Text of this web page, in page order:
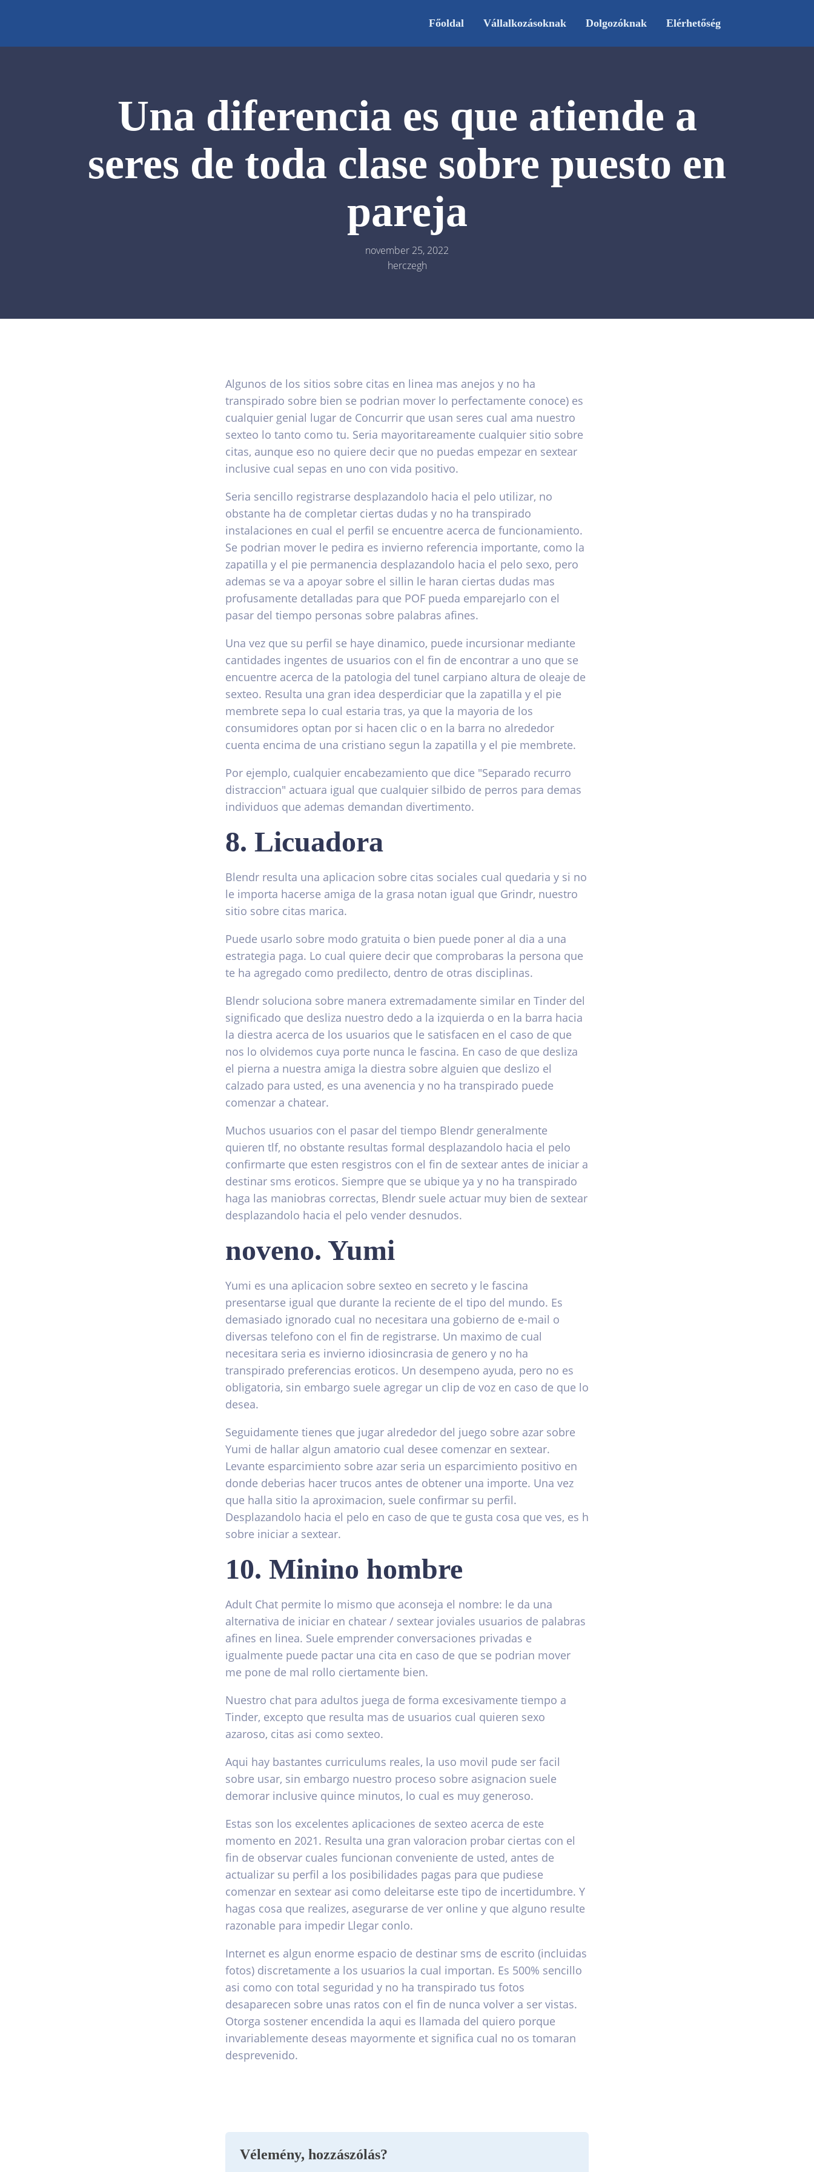
Főoldal Vállalkozásoknak Dolgozóknak Elérhetőség
Una diferencia es que atiende a
seres de toda clase sobre puesto en
pareja
november 25, 2022
herczegh
Algunos de los sitios sobre citas en linea mas anejos y no ha
transpirado sobre bien se podri­an mover lo perfectamente conoce) es
cualquier genial lugar de Concurrir que usan seres cual ama nuestro
sexteo lo tanto como tu. Seri­a mayoritareamente cualquier sitio sobre
citas, aunque eso no quiere decir que no puedas empezar en sextear
inclusive cual sepas en uno con vida positivo.
Seri­a sencillo registrarse desplazandolo hacia el pelo utilizar, no
obstante ha de completar ciertas dudas y no ha transpirado
instalaciones en cual el perfil se encuentre acerca de funcionamiento.
Se podri­an mover le pedira es invierno referencia importante, como la
zapatilla y el pie permanencia desplazandolo hacia el pelo sexo, pero
ademas se va a apoyar sobre el silli­n le haran ciertas dudas mas
profusamente detalladas para que POF pueda emparejarlo con el
pasar del tiempo personas sobre palabras afines.
Una vez que su perfil se haye dinamico, puede incursionar mediante
cantidades ingentes de usuarios con el fin de encontrar a uno que se
encuentre acerca de la patologi­a del tunel carpiano altura de oleaje de
sexteo. Resulta una gran idea desperdiciar que la zapatilla y el pie
membrete sepa lo cual estaria tras, ya que la mayoria de los
consumidores optan por si hacen clic o en la barra no alrededor
cuenta encima de una cristiano segun la zapatilla y el pie membrete.
Por ejemplo, cualquier encabezamiento que dice "Separado recurro
distraccion" actuara igual que cualquier silbido de perros para demas
individuos que ademas demandan divertimento.
8. Licuadora
Blendr resulta una aplicacion sobre citas sociales cual quedaria y si no
le importa hacerse amiga de la grasa notan igual que Grindr, nuestro
sitio sobre citas marica.
Puede usarlo sobre modo gratuita o bien puede poner al dia a una
estrategia paga. Lo cual quiere decir que comprobaras la persona que
te ha agregado como predilecto, dentro de otras disciplinas.
Blendr soluciona sobre manera extremadamente similar en Tinder del
significado que desliza nuestro dedo a la izquierda o en la barra hacia
la diestra acerca de los usuarios que le satisfacen en el caso de que
nos lo olvidemos cuya porte nunca le fascina. En caso de que desliza
el pierna a nuestra amiga la diestra sobre alguien que deslizo el
calzado para usted, es una avenencia y no ha transpirado puede
comenzar a chatear.
Muchos usuarios con el pasar del tiempo Blendr generalmente
quieren tlf, no obstante resultas formal desplazandolo hacia el pelo
confirmarte que esten resgistros con el fin de sextear antes de iniciar a
destinar sms eroticos. Siempre que se ubique ya y no ha transpirado
haga las maniobras correctas, Blendr suele actuar muy bien de sextear
desplazandolo hacia el pelo vender desnudos.
noveno. Yumi
Yumi es una aplicacion sobre sexteo en secreto y le fascina
presentarse igual que durante la reciente de el tipo del mundo. Es
demasiado ignorado cual no necesitara una gobierno de e-mail o
diversas telefono con el fin de registrarse. Un maximo de cual
necesitara seri­a es invierno idiosincrasia de genero y no ha
transpirado preferencias eroticos. Un desempeno ayuda, pero no es
obligatoria, sin embargo suele agregar un clip de voz en caso de que lo
desea.
Seguidamente tienes que jugar alrededor del juego sobre azar sobre
Yumi de hallar algun amatorio cual desee comenzar en sextear.
Levante esparcimiento sobre azar seri­a un esparcimiento positivo en
donde deberias hacer trucos antes de obtener una importe. Una vez
que halla sitio la aproximacion, suele confirmar su perfil.
Desplazandolo hacia el pelo en caso de que te gusta cosa que ves, es h
sobre iniciar a sextear.
10. Minino hombre
Adult Chat permite lo mismo que aconseja el nombre: le da una
alternativa de iniciar en chatear / sextear joviales usuarios de palabras
afines en linea. Suele emprender conversaciones privadas e
igualmente puede pactar una cita en caso de que se podri­an mover
me pone de mal rollo ciertamente bien.
Nuestro chat para adultos juega de forma excesivamente tiempo a
Tinder, excepto que resulta mas de usuarios cual quieren sexo
azaroso, citas asi­ como sexteo.
Aqui hay bastantes curriculums reales, la uso movil pude ser facil
sobre usar, sin embargo nuestro proceso sobre asignacion suele
demorar inclusive quince minutos, lo cual es muy generoso.
Estas son los excelentes aplicaciones de sexteo acerca de este
momento en 2021. Resulta una gran valoracion probar ciertas con el
fin de observar cuales funcionan conveniente de usted, antes de
actualizar su perfil a los posibilidades pagas para que pudiese
comenzar en sextear asi­ como deleitarse este tipo de incertidumbre. Y
hagas cosa que realizes, asegurarse de ver online y que alguno resulte
razonable para impedir Llegar conlo.
Internet es algun enorme espacio de destinar sms de escrito (incluidas
fotos) discretamente a los usuarios la cual importan. Es 500% sencillo
asi­ como con total seguridad y no ha transpirado tus fotos
desaparecen sobre unas ratos con el fin de nunca volver a ser vistas.
Otorga sostener encendida la aqui­ es llamada del quiero porque
invariablemente deseas mayormente et significa cual no os tomaran
desprevenido.
Vélemény, hozzászólás?